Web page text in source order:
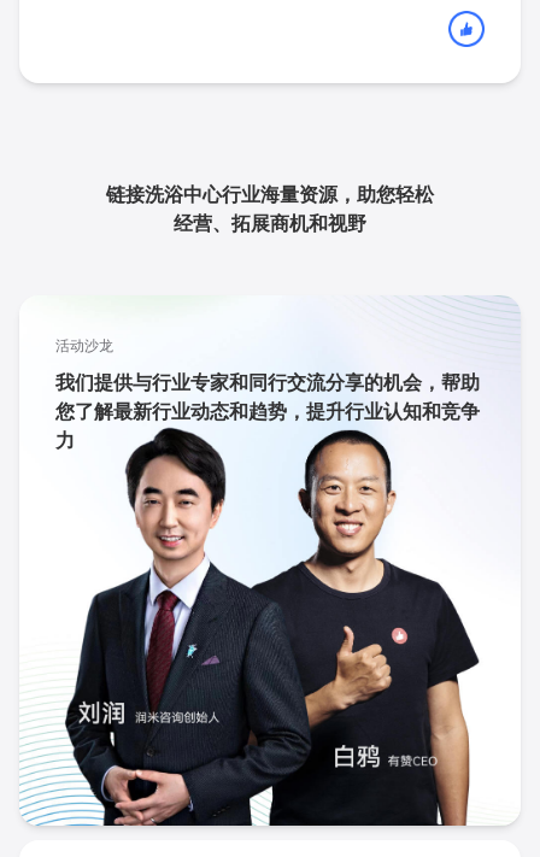
链接洗浴中心行业海量资源，助您轻松
经营、拓展商机和视野
活动沙龙
我们提供与行业专家和同行交流分享的机会，帮助
您了解最新行业动态和趋势，提升行业认知和竞争
力